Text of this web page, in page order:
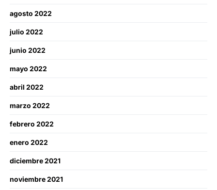
agosto 2022
julio 2022
junio 2022
mayo 2022
abril 2022
marzo 2022
febrero 2022
enero 2022
diciembre 2021
noviembre 2021